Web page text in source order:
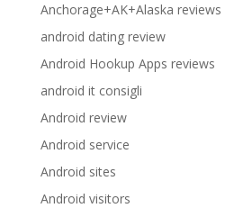
Anchorage+AK+Alaska reviews
android dating review
Android Hookup Apps reviews
android it consigli
Android review
Android service
Android sites
Android visitors